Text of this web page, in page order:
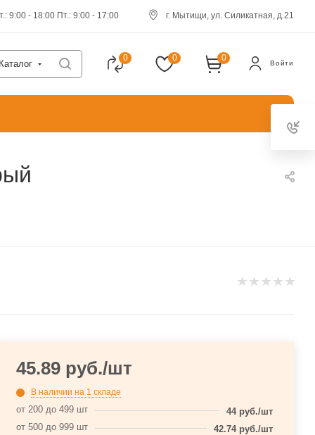
9:00 - 18:00 Пт.: 9:00 - 17:00 г. Мытищи, ул. Силикатная, д.21
Каталог
0 0 0
Войти
45.89руб./шт
В наличии на 1 складе
от 200 до 499 шт 44руб./шт
от 500 до 999 шт
42.74руб./шт